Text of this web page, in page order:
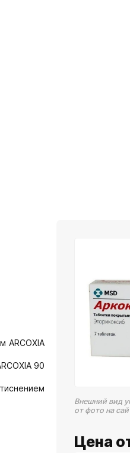
ARCOXIА
90
Внешний вид
от фото на
Цена